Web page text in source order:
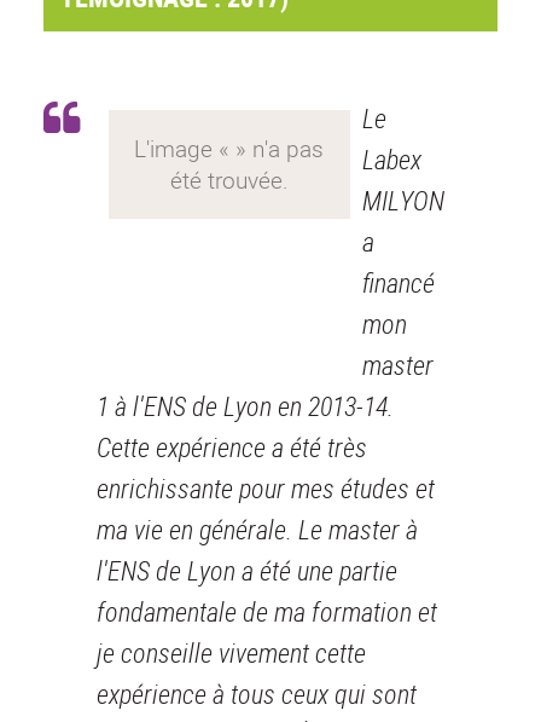
Le
Labex
MILYON
a
financé
mon
master
1 à l'ENS de Lyon en 2013-14.
Cette expérience a été très
enrichissante pour mes études et
ma vie en générale. Le master à
l'ENS de Lyon a été une partie
fondamentale de ma formation et
je conseille vivement cette
expérience à tous ceux qui sont